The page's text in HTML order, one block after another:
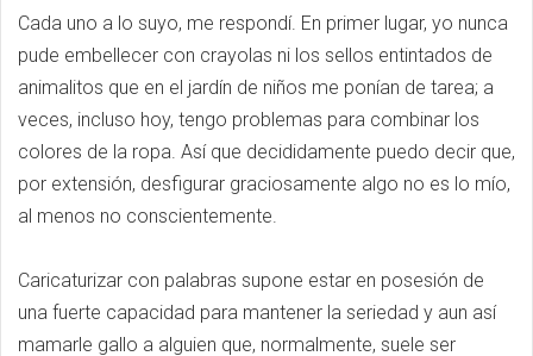
Cada uno a lo suyo, me respondí. En primer lugar, yo nunca
pude embellecer con crayolas ni los sellos entintados de
animalitos que en el jardín de niños me ponían de tarea; a
veces, incluso hoy, tengo problemas para combinar los
colores de la ropa. Así que decididamente puedo decir que,
por extensión, desfigurar graciosamente algo no es lo mío,
al menos no conscientemente.
Caricaturizar con palabras supone estar en posesión de
una fuerte capacidad para mantener la seriedad y aun así
mamarle gallo a alguien que, normalmente, suele ser